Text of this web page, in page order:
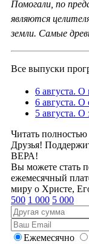
Помогали, по
являются
земли. Самые
Все выпуски
6 августа.
6 августа. О
5 августа. О
Читать полностью
Друзья!
ВЕРА!
Вы можете стать
ежемесячный
миру о Христе,
500 1 000 5 000
Ежемесячно